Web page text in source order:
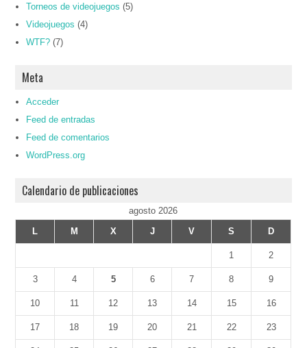
Torneos de videojuegos (5)
Videojuegos (4)
WTF? (7)
Meta
Acceder
Feed de entradas
Feed de comentarios
WordPress.org
Calendario de publicaciones
agosto 2026
L
M X J V S D
1 2
3 4 5 6 7 8 9
10 11 12 13 14 15 16
17 18 19 20 21 22 23